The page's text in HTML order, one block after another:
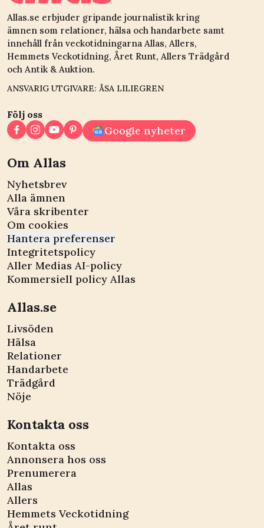
Allas.se erbjuder gripande journalistik kring
ämnen som relationer, hälsa och handarbete samt
innehåll från veckotidningarna Allas, Allers,
Hemmets Veckotidning, Året Runt, Allers Trädgård
och Antik & Auktion.
ANSVARIG UTGIVARE: ÅSA LILIEGREN
Följ oss
Google nyheter
Om Allas
Nyhetsbrev
Alla ämnen
Våra skribenter
Om cookies
Hantera preferenser
Integritetspolicy
Aller Medias AI-policy
Kommersiell policy Allas
Allas.se
Livsöden
Hälsa
Relationer
Handarbete
Trädgård
Nöje
Kontakta oss
Kontakta oss
Annonsera hos oss
Prenumerera
Allas
Allers
Hemmets Veckotidning